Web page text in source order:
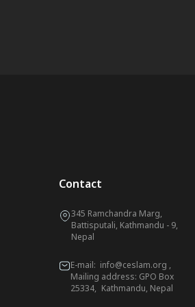
Contact
345 Ramchandra Marg,
Battisputali, Kathmandu - 9,
Nepal
E-mail: info@ceslam.org ,
Mailing address: GPO Box
25334, Kathmandu, Nepal